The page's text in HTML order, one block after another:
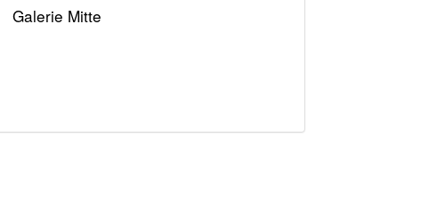
Galerie Mitte